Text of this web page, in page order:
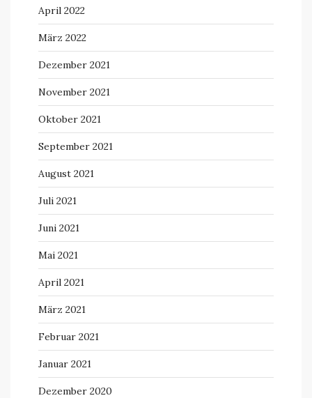
April 2022
März 2022
Dezember 2021
November 2021
Oktober 2021
September 2021
August 2021
Juli 2021
Juni 2021
Mai 2021
April 2021
März 2021
Februar 2021
Januar 2021
Dezember 2020